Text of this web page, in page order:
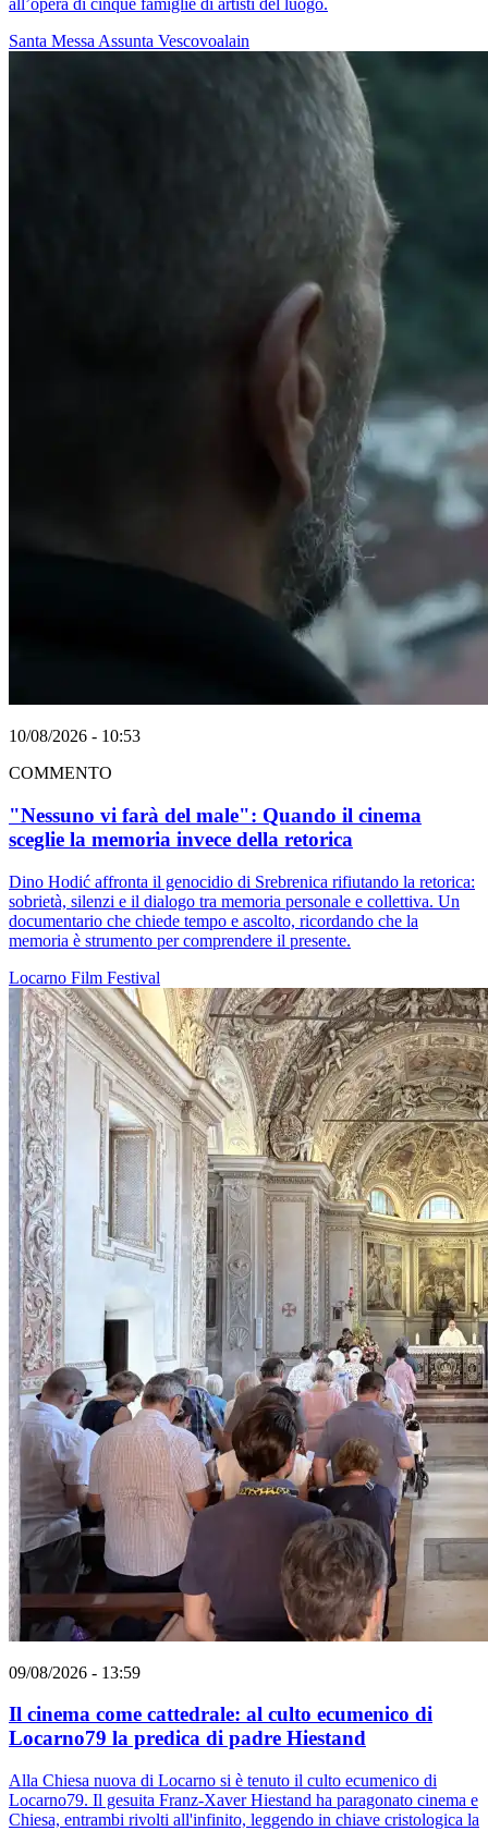
all’opera di cinque famiglie di artisti del luogo.
Santa Messa Assunta Vescovoalain
10/08/2026 - 10:53
COMMENTO
"Nessuno vi farà del male": Quando il cinema
sceglie la memoria invece della retorica
Dino Hodić affronta il genocidio di Srebrenica rifiutando la retorica:
sobrietà, silenzi e il dialogo tra memoria personale e collettiva. Un
documentario che chiede tempo e ascolto, ricordando che la
memoria è strumento per comprendere il presente.
Locarno Film Festival
09/08/2026 - 13:59
Il cinema come cattedrale: al culto ecumenico di
Locarno79 la predica di padre Hiestand
Alla Chiesa nuova di Locarno si è tenuto il culto ecumenico di
Locarno79. Il gesuita Franz-Xaver Hiestand ha paragonato cinema e
Chiesa, entrambi rivolti all'infinito, leggendo in chiave cristologica la